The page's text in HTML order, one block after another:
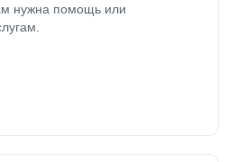
нужна помощь или